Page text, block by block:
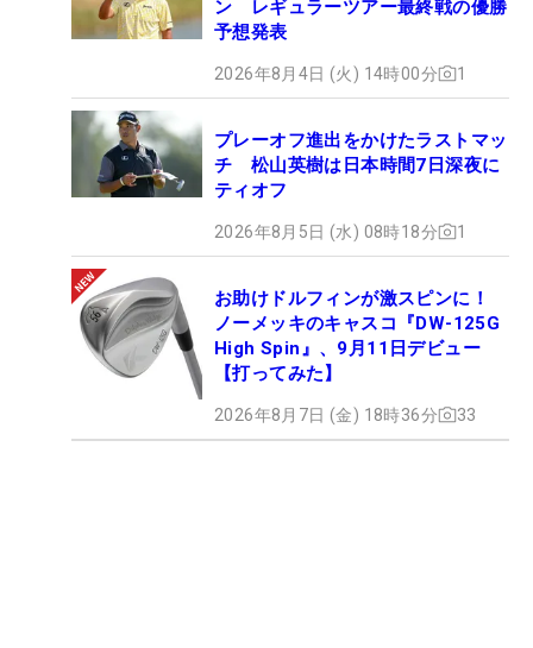
ン レギュラーツアー最終戦の優勝
予想発表
2026年8月4日 (火) 14時00分 1
プレーオフ進出をかけたラストマッ
チ 松山英樹は日本時間7日深夜に
ティオフ
2026年8月5日 (水) 08時18分 1
お助けドルフィンが激スピンに！
ノーメッキのキャスコ『DW-125G
High Spin』、9月11日デビュー
【打ってみた】
2026年8月7日 (金) 18時36分 33